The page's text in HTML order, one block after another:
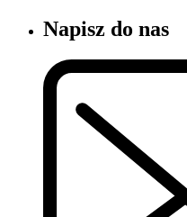
Napisz do nas